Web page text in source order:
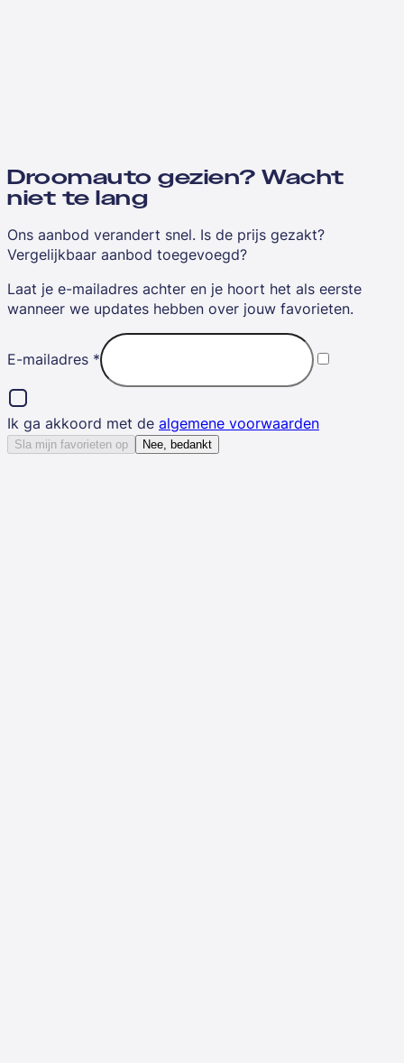
Droomauto gezien? Wacht
niet te lang
Ons aanbod verandert snel. Is de prijs gezakt?
Vergelijkbaar aanbod toegevoegd?
Laat je e-mailadres achter en je hoort het als eerste
wanneer we updates hebben over jouw favorieten.
E-mailadres *
Ik ga akkoord met de algemene voorwaarden
Sla mijn favorieten op Nee, bedankt